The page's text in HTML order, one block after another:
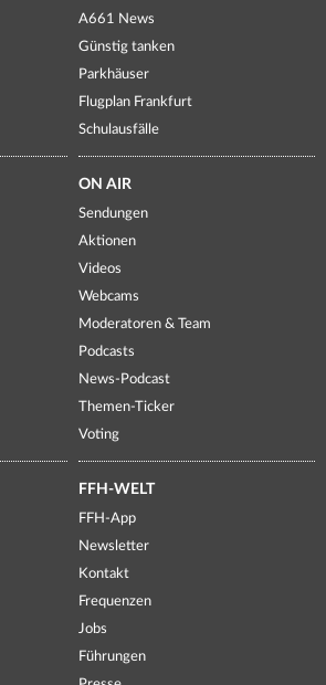
A661 News
Günstig tanken
Parkhäuser
Flugplan Frankfurt
Schulausfälle
ON AIR
Sendungen
Aktionen
Videos
Webcams
Moderatoren & Team
Podcasts
News-Podcast
Themen-Ticker
Voting
FFH-WELT
FFH-App
Newsletter
Kontakt
Frequenzen
Jobs
Führungen